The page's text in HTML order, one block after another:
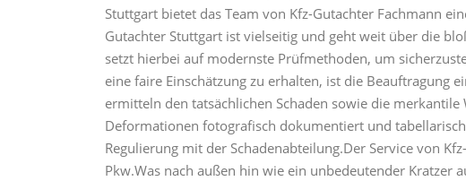
Stuttgart bietet das Team von Kfz-Gutachter Fachmann
Gutachter Stuttgart ist vielseitig und geht weit über die
setzt hierbei auf modernste Prüfmethoden, um
eine faire Einschätzung zu erhalten, ist die Beauftragung
ermitteln den tatsächlichen Schaden sowie die
Deformationen fotografisch dokumentiert und
Regulierung mit der Schadenabteilung.Der Service von
Pkw.Was nach außen hin wie ein unbedeutender Kratzer